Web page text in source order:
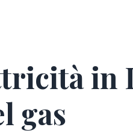
in
gas